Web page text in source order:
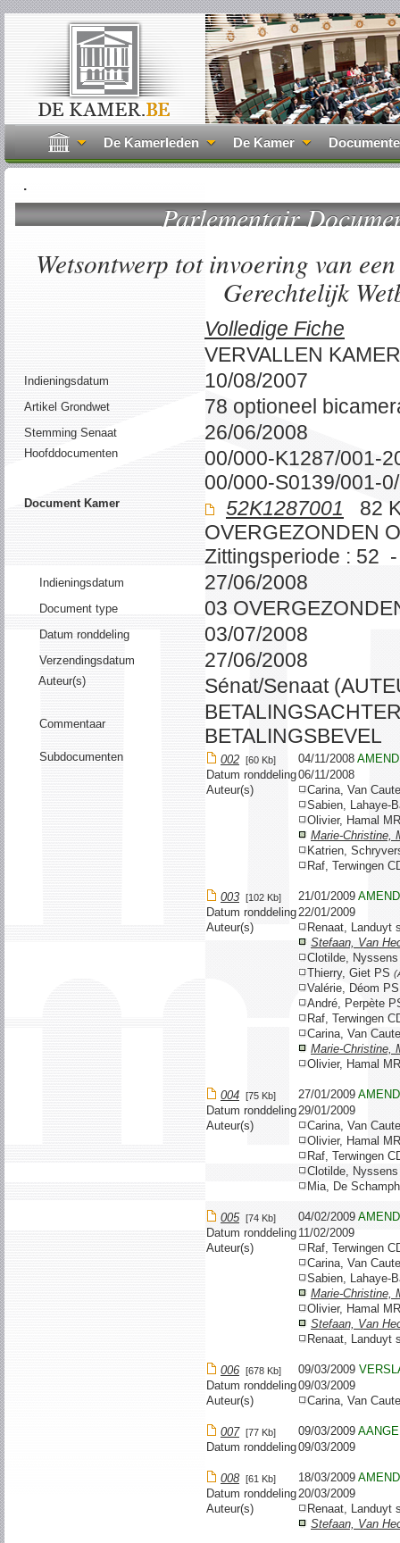
De Kamerleden De Kamer
.
Parlementair
Wetsontwerp tot invoering van
Gerechtelijk
Volledige Fiche
VERVALLEN KAMER
Indieningsdatum 10/08/2007
Artikel Grondwet 78 optioneel
Stemming Senaat 26/06/2008
Hoofddocumenten
00/000-K1287/001-
00/000-S0139/001-
Document Kamer 52K1287001 82
OVERGEZONDEN
Zittingsperiode : 52
Indieningsdatum 27/06/2008
Document type 03
Datum ronddeling 03/07/2008
Verzendingsdatum 27/06/2008
Auteur(s) Sénat/Senaat
Commentaar
BETALINGSBEVEL
Subdocumenten 002 [60 Kb] 04/11/2008
Datum ronddeling06/11/2008
Auteur(s)
Carina, Van
Sabien, Lahaye-
Olivier, Hamal
Marie-Christine,
Katrien,
Raf, Terwingen
003 [102 Kb] 21/01/2009
Datum ronddeling22/01/2009
Auteur(s)
Renaat, Landuyt
Stefaan, Van
Clotilde,
Thierry, Giet PS
Valérie, Déom
André, Perpète
Raf, Terwingen
Carina, Van
Marie-Christine,
Olivier, Hamal
004 [75 Kb] 27/01/2009
Datum ronddeling29/01/2009
Auteur(s)
Carina, Van
Olivier, Hamal
Raf, Terwingen
Clotilde,
Mia, De
005 [74 Kb] 04/02/2009
Datum ronddeling 11/02/2009
Auteur(s)
Raf, Terwingen
Carina, Van
Sabien, Lahaye-
Marie-Christine,
Olivier, Hamal
Stefaan, Van
Renaat, Landuyt
006 [678 Kb] 09/03/2009
Datum ronddeling09/03/2009
Auteur(s)
Carina, Van
007 [77 Kb] 09/03/2009
Datum ronddeling09/03/2009
008 [61 Kb] 18/03/2009
Datum ronddeling20/03/2009
Auteur(s)
Renaat, Landuyt
Stefaan, Van